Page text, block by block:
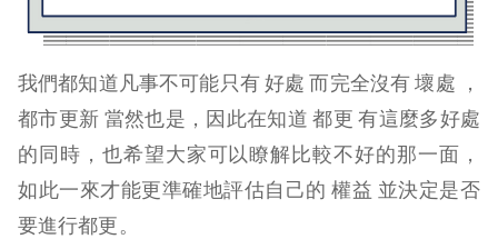
我們都知道凡事不可能只有 好處 而完全沒有 壞處 ，
都市更新 當然也是，因此在知道 都更 有這麼多好處
的同時，也希望大家可以瞭解比較不好的那一面，
如此一來才能更準確地評估自己的 權益 並決定是否
要進行都更。